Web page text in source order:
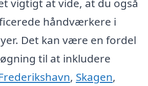
vigtigt at vide, at du også
håndværkere i
Det kan være en fordel
til at inkludere
, Skagen,